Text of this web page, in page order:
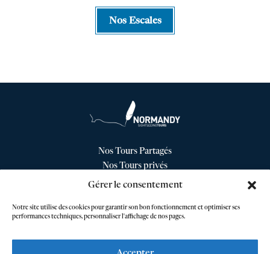
Gérer le consentement
Notre site utilise des cookies pour garantir son bon fonctionnement et optimiser ses
performances techniques, personnaliser l'affichage de nos pages.
Nos Escales
Nos Tours Partagés
Nos Tours privés
Nos Escales
Contact